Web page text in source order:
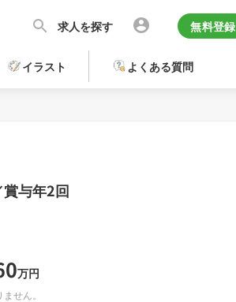
求人を探す 無料登録
イラスト よくある質問
与年2回
万円
せん。